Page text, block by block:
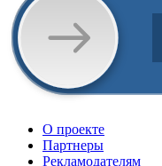
О проекте
Партнеры
Рекламодателям